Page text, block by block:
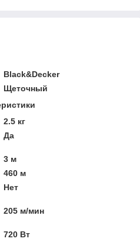
Black&Decker
Щеточный
2.5 кг
Да
3 м
460 м
Нет
205 м/мин
720 Вт